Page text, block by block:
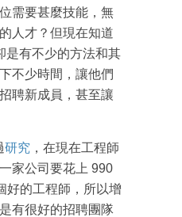
需要甚麼技能，無
人才？但現在知道
是有不少的方法和其
不少時間，讓他們
聘新成員，甚至讓
研究 ，在現在工程師
家公司要花上 990
好的工程師，所以增
有很好的招聘團隊
成為 EJ Tech 會員